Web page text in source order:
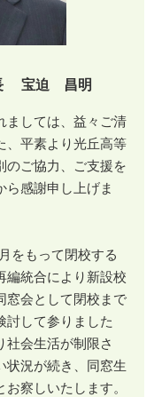
迫 昌明
しては、益々ご清
、平素より光丘高等
のご協力、ご支援を
ら感謝申し上げま
をもって閉校する
編統合により新設校
窓会として閉校まで
討して参りました
社会生活が制限さ
状況が続き、同窓生
察しいたします。